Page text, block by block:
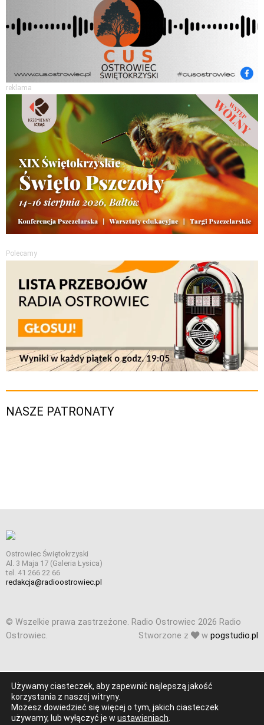
reklama
Polecamy
NASZE PATRONATY
Ostrowiec Świętokrzyski
Al. 3 Maja 17 (Galeria Łysica)
tel. 41 266 22 66
redakcja@radioostrowiec.pl
© Wszelkie prawa zastrzeżone. Radio Ostrowiec 2026 Radio
Ostrowiec.
Stworzone z w pogstudio.pl
Używamy ciasteczek, aby zapewnić najlepszą jakość
korzystania z naszej witryny.
Możesz dowiedzieć się więcej o tym, jakich ciasteczek
używamy, lub wyłączyć je w ustawieniach